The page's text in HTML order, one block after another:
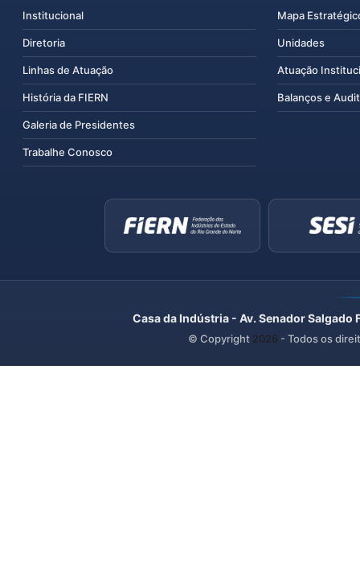
Institucional
Diretoria
Linhas de Atuação
História da FIERN
Galeria de Presidentes
Trabalhe Conosco
Mapa
Unidades
Atuação
Balanços e
Casa da Indústria - Av. Senador
© Copyright 2026 - Todos os